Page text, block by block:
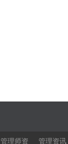
管理师资 管理资讯